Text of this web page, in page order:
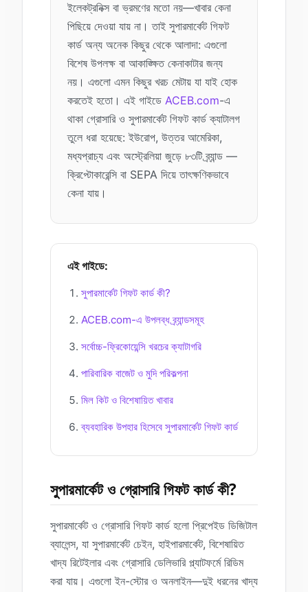
ইলেকট্রনিক্স বা ভ্রমণের মতো নয়—খাবার কেনা
পিছিয়ে দেওয়া যায় না। তাই সুপারমার্কেট গিফট
কার্ড অন্য অনেক কিছুর থেকে আলাদা: এগুলো
বিশেষ উপলক্ষ বা আকাঙ্ক্ষিত কেনাকাটার জন্য
নয়। এগুলো এমন কিছুর খরচ মেটায় যা যাই হোক
করতেই হতো। এই গাইডে ACEB.com-এ
থাকা গ্রোসারি ও সুপারমার্কেট গিফট কার্ড ক্যাটালগ
তুলে ধরা হয়েছে: ইউরোপ, উত্তর আমেরিকা,
মধ্যপ্রাচ্য এবং অস্ট্রেলিয়া জুড়ে ৮৩টি ব্র্যান্ড —
ক্রিপ্টোকারেন্সি বা SEPA দিয়ে তাৎক্ষণিকভাবে
কেনা যায়।
এই গাইডে:
সুপারমার্কেট গিফট কার্ড কী?
ACEB.com-এ উপলব্ধ ব্র্যান্ডসমূহ
সর্বোচ্চ-ফ্রিকোয়েন্সি খরচের ক্যাটাগরি
পারিবারিক বাজেট ও মুদি পরিকল্পনা
মিল কিট ও বিশেষায়িত খাবার
ব্যবহারিক উপহার হিসেবে সুপারমার্কেট গিফট কার্ড
সুপারমার্কেট ও গ্রোসারি গিফট কার্ড কী?
সুপারমার্কেট ও গ্রোসারি গিফট কার্ড হলো প্রিপেইড ডিজিটাল
ব্যালেন্স, যা সুপারমার্কেট চেইন, হাইপারমার্কেট, বিশেষায়িত
খাদ্য রিটেইলার এবং গ্রোসারি ডেলিভারি প্ল্যাটফর্মে রিডিম
করা যায়। এগুলো ইন-স্টোর ও অনলাইন—দুই ধরনের খাদ্য